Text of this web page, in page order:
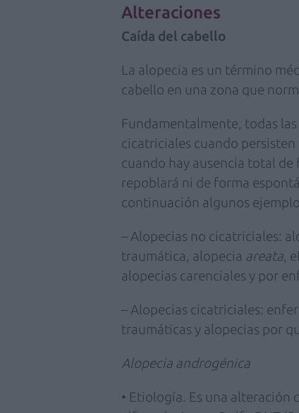
Alteraciones
Caída del cabello
La alopecia es un término
cabello en una zona que
Fundamentalmente, todas
cicatriciales cuando
cuando hay ausencia total
repoblará ni de forma
continuación algunos
– Alopecias no cicatriciales:
traumática, alopecia areata,
alopecias carenciales y por
– Alopecias cicatriciales:
traumáticas y alopecias por
Alopecia androgénica
• Etiología. Es una alteración